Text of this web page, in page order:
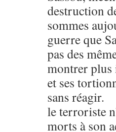
destruction
sommes
guerre que
pas des
montrer plus
et ses
sans réagir.
le terroriste
morts à son